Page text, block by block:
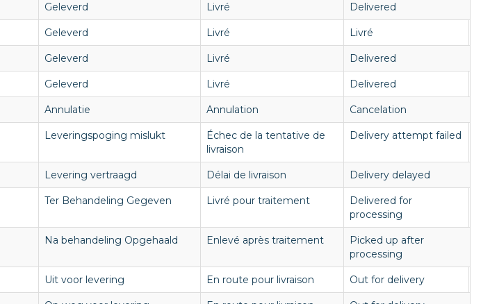
Geleverd Livré Delivered
Geleverd Livré Livré
Geleverd Livré Delivered
Geleverd Livré Delivered
Annulatie Annulation Cancelation
Leveringspoging mislukt
Échec de la tentative de
livraison
Delivery attempt failed
Levering vertraagd Délai de livraison Delivery delayed
Ter Behandeling Gegeven Livré pour traitement
Delivered for
processing
Na behandeling Opgehaald Enlevé après traitement
Picked up after
processing
Uit voor levering En route pour livraison Out for delivery